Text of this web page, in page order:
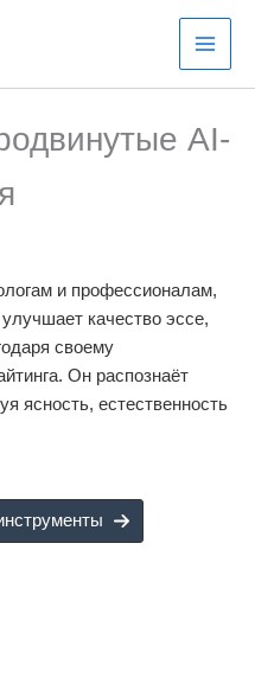
AI-
и профессионалам,
качество эссе,
своему
Он распознаёт
ясность, естественность